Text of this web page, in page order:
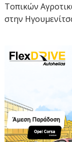
Τοπικών
στην